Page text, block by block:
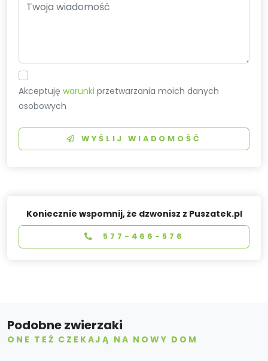
Akceptujęwarunki przetwarzania moich danych
osobowych
WYŚLIJ WIADOMOŚĆ
Koniecznie wspomnij, że dzwonisz z Puszatek.pl
577-466-576
Podobne zwierzaki
ONE TEŻ CZEKAJĄ NA NOWY DOM